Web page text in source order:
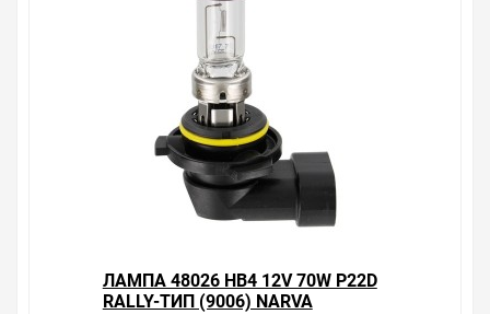
ЛАМПА 48026 HB4 12V 70W P22D
RALLY-ТИП (9006) NARVA